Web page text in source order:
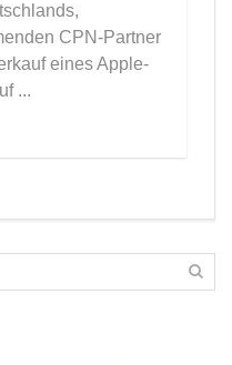
CPN-Partner
eines Apple-
...